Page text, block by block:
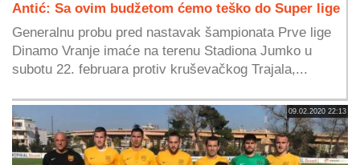
Antić: Sa ovim budžetom ćemo teško do Super lige
Generalnu probu pred nastavak šampionata Prve lige
Dinamo Vranje imaće na terenu Stadiona Jumko u
subotu 22. februara protiv kruševačkog Trajala,...
09.02.2020 22:13